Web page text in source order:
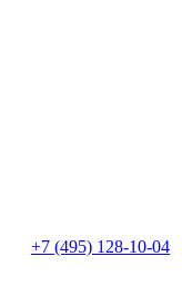
+7 (495) 128-10-04